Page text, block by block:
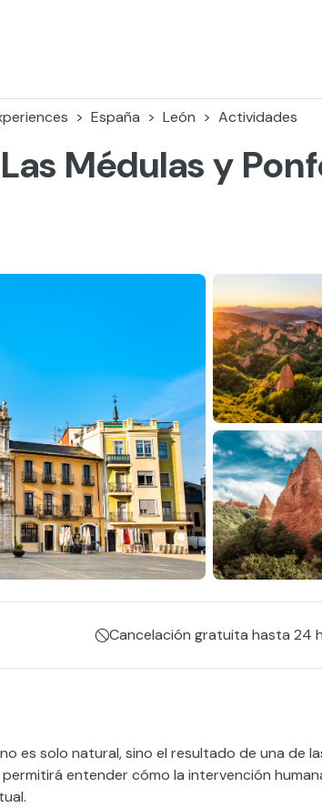
España León Actividades
Médulas y
Cancelación gratuita hasta 24
no es solo natural, sino el resultado de una de
permitirá entender cómo la intervención